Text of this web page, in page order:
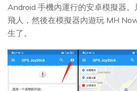
Android 手機內運行的安卓模擬器
飛人，然後在模擬器內遊玩 MH
生了。